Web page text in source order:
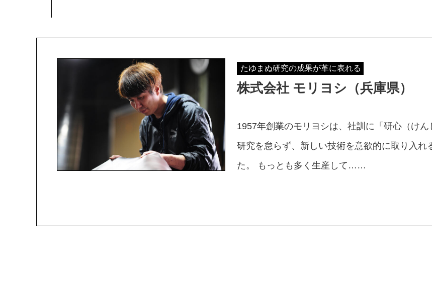
たゆまぬ研究の成果が革に表れる
株式会社 モリヨシ（兵庫県）
1957年創業のモリヨシは、社訓に「研心（け
研究を怠らず、新しい技術を意欲的に取り入
た。 もっとも多く生産して……